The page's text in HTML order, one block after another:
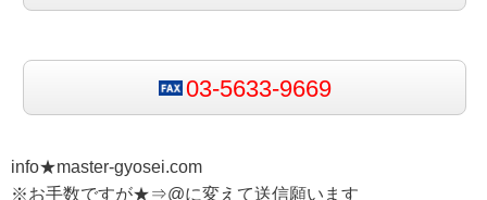
03-5633-9669
info★master-gyosei.com
※お手数ですが★⇒@に変えて送信願います